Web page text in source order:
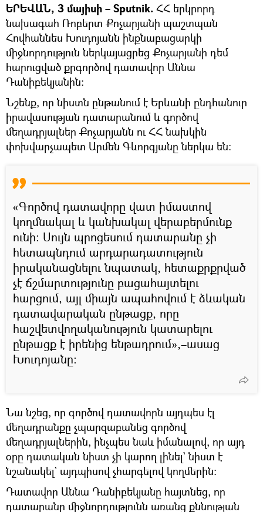
ԵՐԵՎԱՆ, 3 մայիսի – Sputnik. ՀՀ երկրորդ
նախագահ Ռոբերտ Քոչարյանի պաշտպան
Հովհաննես Խուդոյանն ինքնաբացարկի
միջնորդություն ներկայացրեց Քոչարյանի դեմ
հարուցված քրգործով դատավոր Աննա
Դանիբեկյանին։
Նշենք, որ նիստն ընթանում է Երևանի ընդհանուր
իրավասության դատարանում և գործով
մեղադրյալներ Քոչարյանն ու ՀՀ նախկին
փոխվարչապետ Արմեն Գևորգյանը ներկա են։
«Գործով դատավորը վատ իմաստով
կողմնակալ և կանխակալ վերաբերմունք
ունի։ Սույն պրոցեսում դատարանը չի
հետապնդում արդարադատություն
իրականացնելու նպատակ, հետաքրքրված
չէ ճշմարտությունը բացահայտելու
հարցում, այլ միայն ապահովում է ձևական
դատավարական ընթացք, որը
հաշվետվողականություն կատարելու
ընթացք է իրենից ենթադրում»,–ասաց
Խուդոյանը։
Նա նշեց, որ գործով դատավորն այդպես էլ
մեղադրանքը չպարզաբանեց գործով
մեղադրյալներին, ինչպես նաև իմանալով, որ այդ
օրը դատական նիստ չի կարող լինել` նիստ է
նշանակել` այդպիսով չհարգելով կողմերին։
Դատավոր Աննա Դանիբեկյանը հայտնեց, որ
դատարանը միջնորդությունն առանց քննության